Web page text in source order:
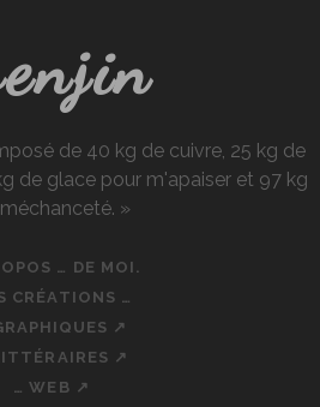
de 40 kg de cuivre, 25 kg de
de glace pour m'apaiser et 97 kg
»
… DE MOI.
CRÉATIONS …
↗
↗
… WEB ↗